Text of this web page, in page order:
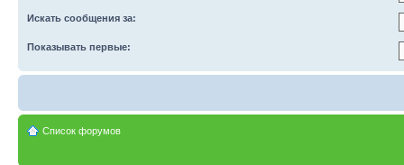
Искать сообщения за:
Показывать первые:
Список форумов